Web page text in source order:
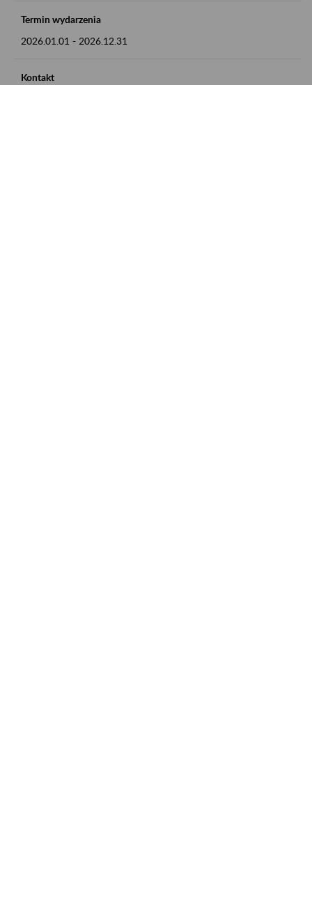
Termin wydarzenia
2026.01.01 - 2026.12.31
Kontakt